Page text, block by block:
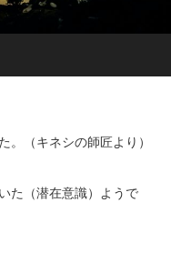
。（キネシの師匠より）
た（潜在意識）ようで